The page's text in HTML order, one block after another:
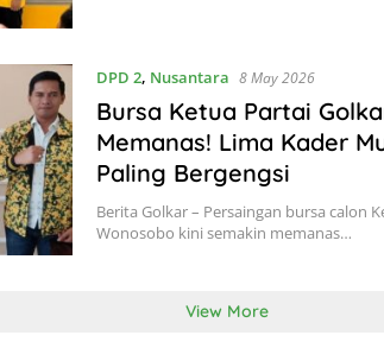
DPD 2, Nusantara 8 May 2026
Bursa Ketua Partai
Memanas! Lima Kader
Paling Bergengsi
Berita Golkar – Persaingan bursa calon
Wonosobo kini semakin memanas…
View More